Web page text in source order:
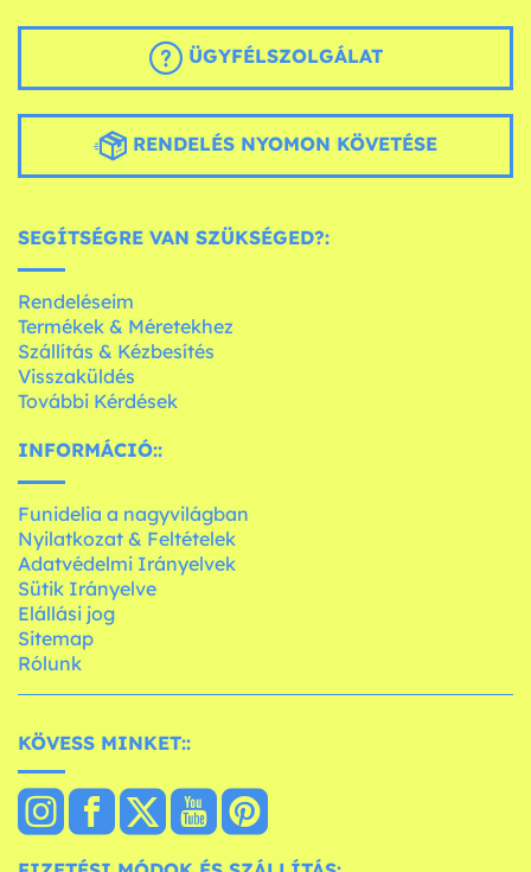
ÜGYFÉLSZOLGÁLAT
RENDELÉS NYOMON KÖVETÉSE
SEGÍTSÉGRE VAN SZÜKSÉGED?:
Rendeléseim
Termékek & Méretekhez
Szállítás & Kézbesítés
Visszaküldés
További Kérdések
INFORMÁCIÓ::
Funidelia a nagyvilágban
Nyilatkozat & Feltételek
Adatvédelmi Irányelvek
Sütik Irányelve
Elállási jog
Sitemap
Rólunk
KÖVESS MINKET::